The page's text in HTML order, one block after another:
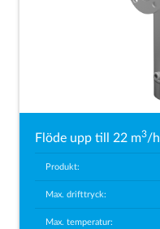
Flöde upp till 22 m3/h
Produkt:
Max. drifttryck:
Max. temperatur: